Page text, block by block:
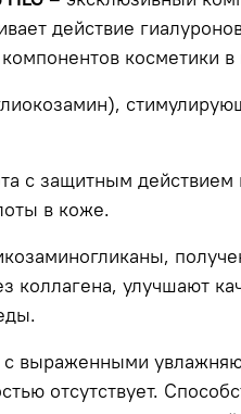
действие
косметики в
с защитным
в коже.
коллагена, улучшают
с выраженными
отсутствует.